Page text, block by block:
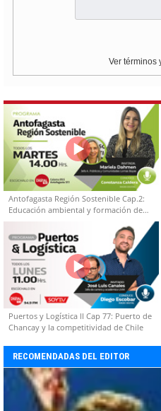
Ver términos
Antofagasta Región Sostenible Cap.2:
Educación ambiental y formación de
capacidades técnicas
Puertos y Logística II Cap 77: Puerto de
Chancay y la competitividad de Chile
RECOMENDADAS DEL EDITOR